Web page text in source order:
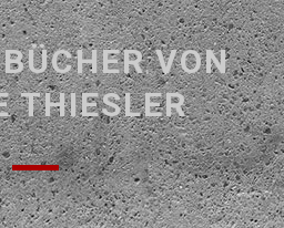
VON
THIESLER